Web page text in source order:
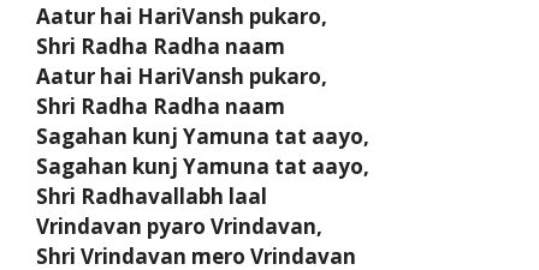
Aatur hai HariVansh pukaro,
Shri Radha Radha naam
Aatur hai HariVansh pukaro,
Shri Radha Radha naam
Sagahan kunj Yamuna tat aayo,
Sagahan kunj Yamuna tat aayo,
Shri Radhavallabh laal
Vrindavan pyaro Vrindavan,
Shri Vrindavan mero Vrindavan